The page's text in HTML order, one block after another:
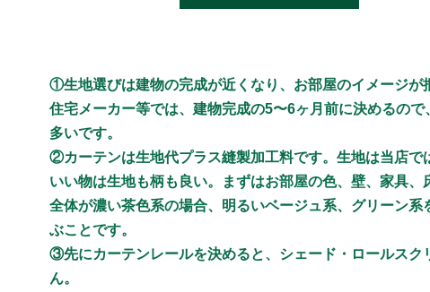
①生地選びは建物の完成が近くなり、お部屋のイメージが
住宅メーカー等では、建物完成の5〜6ヶ月前に決めるの
多いです。
②カーテンは生地代プラス縫製加工料です。生地は当店で
いい物は生地も柄も良い。まずはお部屋の色、壁、家具、
全体が濃い茶色系の場合、明るいベージュ系、グリーン
ぶことです。
③先にカーテンレールを決めると、シェード・ロールスク
ん。